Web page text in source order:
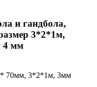
и гандбола,
3*2*1м,
4 мм
* 70мм, 3*2*1м, 3мм